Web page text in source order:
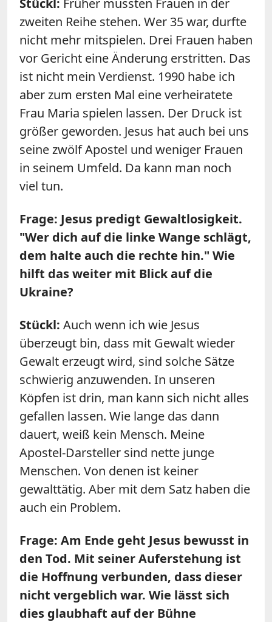
zweiten Reihe stehen. Wer 35 war, durfte
nicht mehr mitspielen. Drei Frauen haben
vor Gericht eine Änderung erstritten. Das
ist nicht mein Verdienst. 1990 habe ich
aber zum ersten Mal eine verheiratete
Frau Maria spielen lassen. Der Druck ist
größer geworden. Jesus hat auch bei uns
seine zwölf Apostel und weniger Frauen
in seinem Umfeld. Da kann man noch
viel tun.
Frage: Jesus predigt Gewaltlosigkeit.
"Wer dich auf die linke Wange schlägt,
dem halte auch die rechte hin." Wie
hilft das weiter mit Blick auf die
Ukraine?
Stückl: Auch wenn ich wie Jesus
überzeugt bin, dass mit Gewalt wieder
Gewalt erzeugt wird, sind solche Sätze
schwierig anzuwenden. In unseren
Köpfen ist drin, man kann sich nicht alles
gefallen lassen. Wie lange das dann
dauert, weiß kein Mensch. Meine
Apostel-Darsteller sind nette junge
Menschen. Von denen ist keiner
gewalttätig. Aber mit dem Satz haben die
auch ein Problem.
Frage: Am Ende geht Jesus bewusst in
den Tod. Mit seiner Auferstehung ist
die Hoffnung verbunden, dass dieser
nicht vergeblich war. Wie lässt sich
dies glaubhaft auf der Bühne